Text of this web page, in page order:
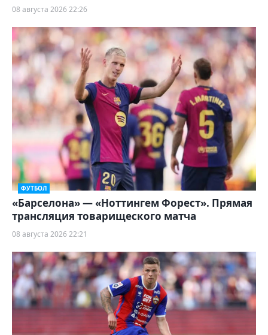
08 августа 2026 22:26
ФУТБОЛ
«Барселона» — «Ноттингем Форест». Прямая
трансляция товарищеского матча
08 августа 2026 22:21